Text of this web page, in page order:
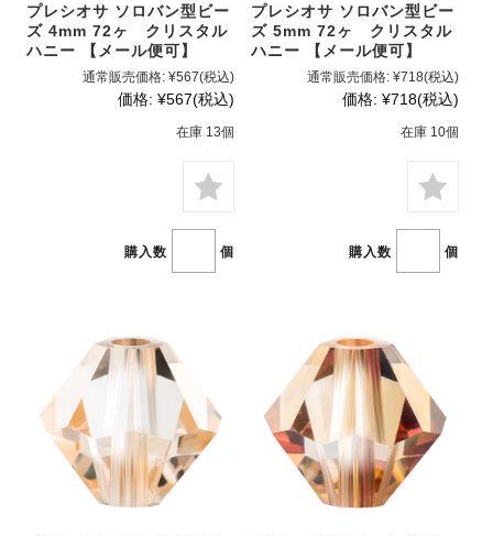
プレシオサ ソロバン型ビー
ズ 4mm 72ヶ クリスタル
ハニー 【メール便可】
通常販売価格: ¥567(税込)
価格: ¥567(税込)
在庫 13個
購入数 個
プレシオサ ソロバン型ビー
ズ 5mm 72ヶ クリスタル
ハニー 【メール便可】
通常販売価格: ¥718(税込)
価格: ¥718(税込)
在庫 10個
購入数 個